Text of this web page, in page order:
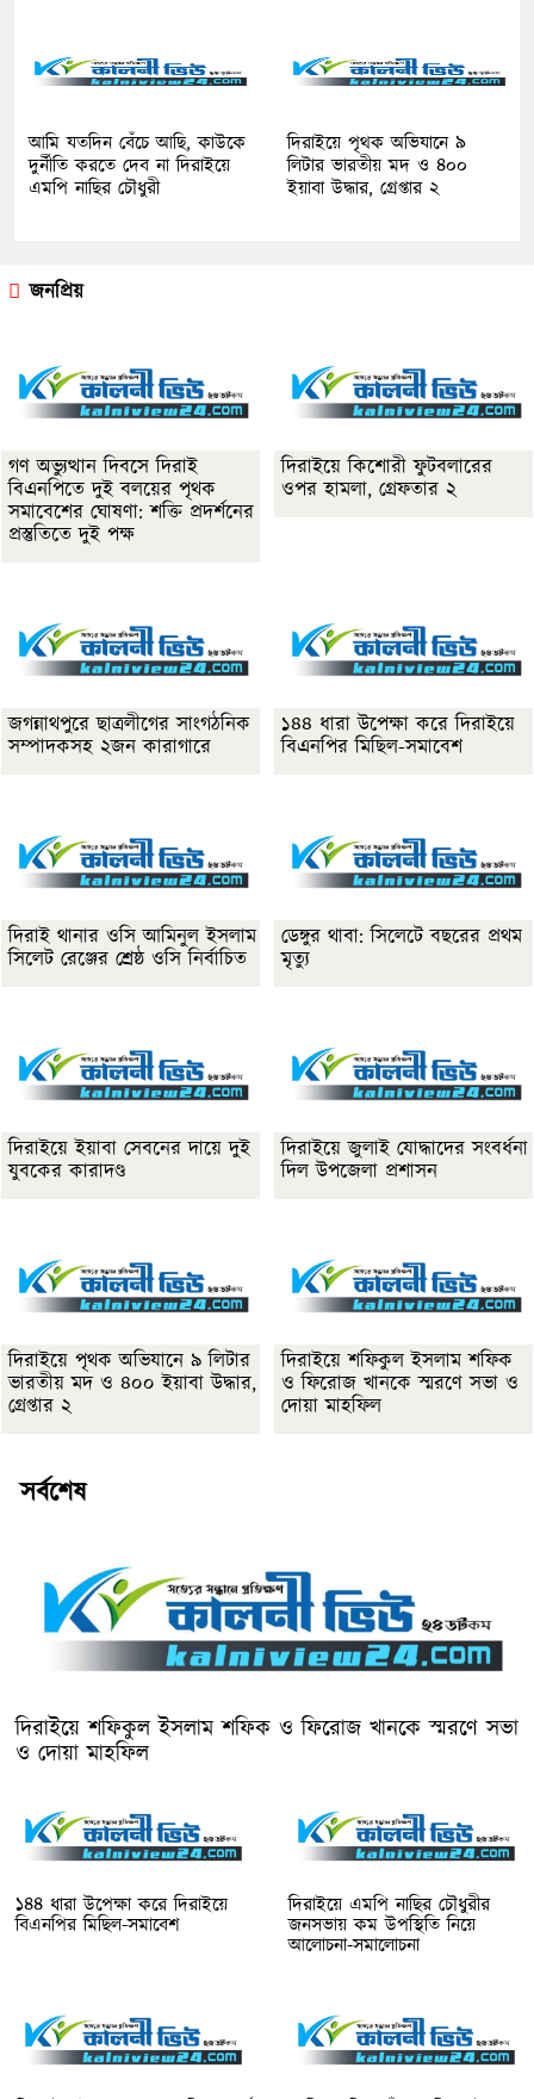
আমি যতদিন বেঁচে আছি, কাউকে
দুর্নীতি করতে দেব না দিরাইয়ে
এমপি নাছির চৌধুরী
দিরাইয়ে পৃথক অভিযানে ৯
লিটার ভারতীয় মদ ও ৪০০
ইয়াবা উদ্ধার, গ্রেপ্তার ২
জনপ্রিয়
গণ অভ্যুত্থান দিবসে দিরাই
বিএনপিতে দুই বলয়ের পৃথক
সমাবেশের ঘোষণা: শক্তি প্রদর্শনের
প্রস্তুতিতে দুই পক্ষ
দিরাইয়ে কিশোরী ফুটবলারের
ওপর হামলা, গ্রেফতার ২
জগন্নাথপুরে ছাত্রলীগের সাংগঠনিক
সম্পাদকসহ ২জন কারাগারে
১৪৪ ধারা উপেক্ষা করে দিরাইয়ে
বিএনপির মিছিল-সমাবেশ
দিরাই থানার ওসি আমিনুল ইসলাম
সিলেট রেঞ্জের শ্রেষ্ঠ ওসি নির্বাচিত
ডেঙ্গুর থাবা: সিলেটে বছরের প্রথম
মৃত্যু
দিরাইয়ে ইয়াবা সেবনের দায়ে দুই
যুবকের কারাদণ্ড
দিরাইয়ে জুলাই যোদ্ধাদের সংবর্ধনা
দিল উপজেলা প্রশাসন
দিরাইয়ে পৃথক অভিযানে ৯ লিটার
ভারতীয় মদ ও ৪০০ ইয়াবা উদ্ধার,
গ্রেপ্তার ২
দিরাইয়ে শফিকুল ইসলাম শফিক
ও ফিরোজ খানকে স্মরণে সভা ও
দোয়া মাহফিল
সর্বশেষ
দিরাইয়ে শফিকুল ইসলাম শফিক ও ফিরোজ খানকে স্মরণে সভা
ও দোয়া মাহফিল
১৪৪ ধারা উপেক্ষা করে দিরাইয়ে
বিএনপির মিছিল-সমাবেশ
দিরাইয়ে এমপি নাছির চৌধুরীর
জনসভায় কম উপস্থিতি নিয়ে
আলোচনা-সমালোচনা